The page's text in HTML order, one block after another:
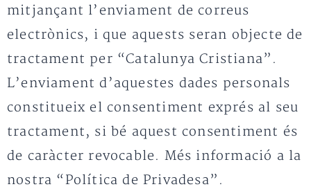
mitjançant l’enviament de correus
electrònics, i que aquests seran objecte de
tractament per “Catalunya Cristiana”.
L’enviament d’aquestes dades personals
constitueix el consentiment exprés al seu
tractament, si bé aquest consentiment és
de caràcter revocable. Més informació a la
nostra “Política de Privadesa”.